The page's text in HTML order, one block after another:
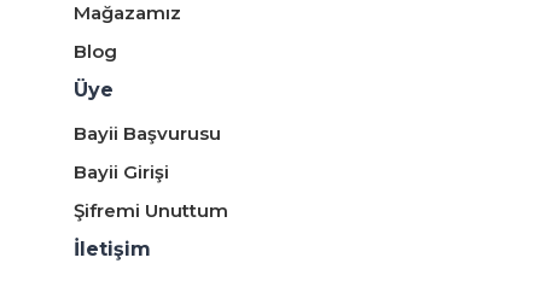
Mağazamız
Blog
Üye
Bayii Başvurusu
Bayii Girişi
Şifremi Unuttum
İletişim